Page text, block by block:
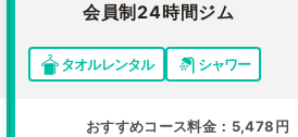
会員制24時間ジム
タオルレンタル シャワー
おすすめコース料金 5,478円